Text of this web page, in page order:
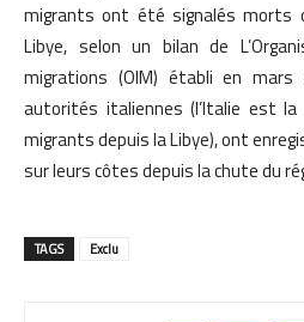
migrants ont été signalés morts
Libye, selon un bilan de
migrations (OIM) établi en
autorités italiennes (l’Italie est
migrants depuis la Libye), ont
sur leurs côtes depuis la chute du
TAGS Exclu